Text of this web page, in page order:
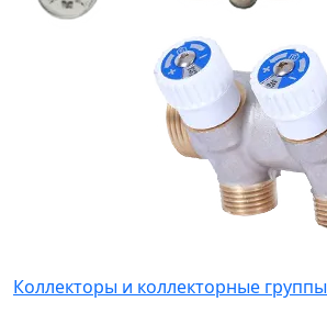
Коллекторы и коллекторные группы